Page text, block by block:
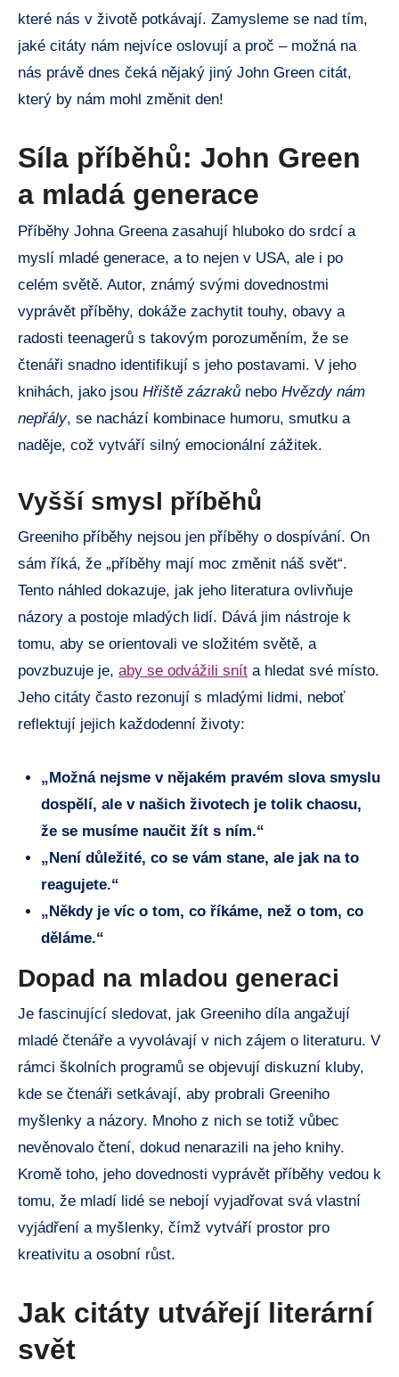
které nás v životě potkávají. Zamysleme se nad tím,
jaké citáty nám nejvíce oslovují a proč – možná na
nás právě dnes čeká nějaký jiný John Green citát,
který by nám mohl změnit den!
Síla příběhů: John Green
a mladá generace
Příběhy Johna Greena zasahují hluboko do srdcí a
myslí mladé generace, a to nejen v USA, ale i po
celém světě. Autor, známý svými dovednostmi
vyprávět příběhy, dokáže zachytit touhy, obavy a
radosti teenagerů s takovým porozuměním, že se
čtenáři snadno identifikují s jeho postavami. V jeho
knihách, jako jsou Hřiště zázraků nebo Hvězdy nám
nepřály, se nachází kombinace humoru, smutku a
naděje, což vytváří silný emocionální zážitek.
Vyšší smysl příběhů
Greeniho příběhy nejsou jen příběhy o dospívání. On
sám říká, že „příběhy mají moc změnit náš svět“.
Tento náhled dokazuje, jak jeho literatura ovlivňuje
názory a postoje mladých lidí. Dává jim nástroje k
tomu, aby se orientovali ve složitém světě, a
povzbuzuje je, aby se odvážili snít a hledat své místo.
Jeho citáty často rezonují s mladými lidmi, neboť
reflektují jejich každodenní životy:
„Možná nejsme v nějakém pravém slova smyslu
dospělí, ale v našich životech je tolik chaosu,
že se musíme naučit žít s ním.“
„Není důležité, co se vám stane, ale jak na to
reagujete.“
„Někdy je víc o tom, co říkáme, než o tom, co
děláme.“
Dopad na mladou generaci
Je fascinující sledovat, jak Greeniho díla angažují
mladé čtenáře a vyvolávají v nich zájem o literaturu. V
rámci školních programů se objevují diskuzní kluby,
kde se čtenáři setkávají, aby probrali Greeniho
myšlenky a názory. Mnoho z nich se totiž vůbec
nevěnovalo čtení, dokud nenarazili na jeho knihy.
Kromě toho, jeho dovednosti vyprávět příběhy vedou k
tomu, že mladí lidé se nebojí vyjadřovat svá vlastní
vyjádření a myšlenky, čímž vytváří prostor pro
kreativitu a osobní růst.
Jak citáty utvářejí literární
svět